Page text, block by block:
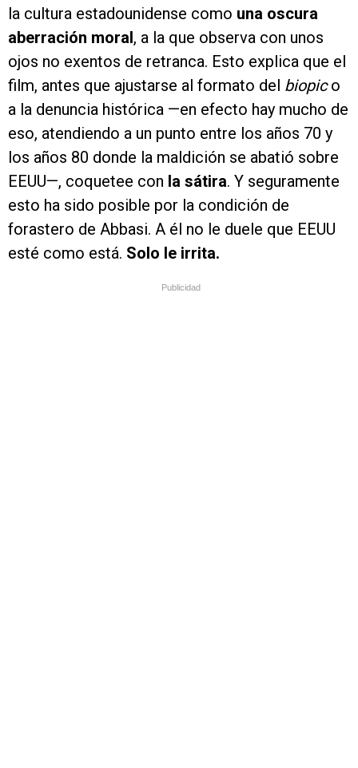
la cultura estadounidense como una oscura
aberración moral, a la que observa con unos
ojos no exentos de retranca. Esto explica que el
film, antes que ajustarse al formato del biopico
a la denuncia histórica —en efecto hay mucho de
eso, atendiendo a un punto entre los años 70 y
los años 80 donde la maldición se abatió sobre
EEUU—, coquetee con la sátira. Y seguramente
esto ha sido posible por la condición de
forastero de Abbasi. A él no le duele que EEUU
esté como está. Solo le irrita.
Publicidad